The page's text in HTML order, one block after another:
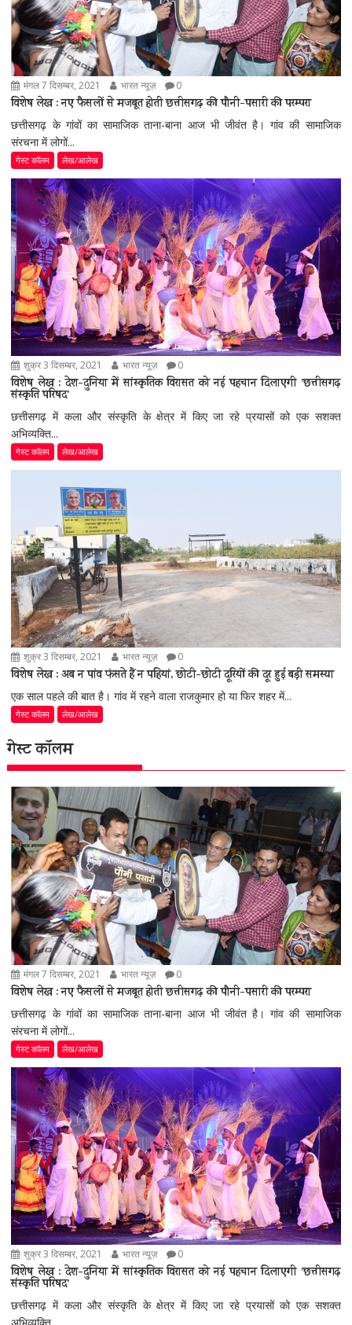
मंगल 7 दिसम्बर, 2021 भारत न्यूज़ 0
विशेष लेख : नए फैसलों से मजबूत होती छत्तीसगढ़ की पौनी-पसारी की परम्परा
छत्तीसगढ़ के गांवों का सामाजिक ताना-बाना आज भी जीवंत है। गांव की सामाजिक
संरचना में लोगों...
गेस्ट कॉलम लेख/आलेख
शुक्र 3 दिसम्बर, 2021 भारत न्यूज़ 0
विशेष लेख : देश-दुनिया में सांस्कृतिक विरासत को नई पहचान दिलाएगी ’छत्तीसगढ़
संस्कृति परिषद’
छत्तीसगढ़ में कला और संस्कृति के क्षेत्र में किए जा रहे प्रयासों को एक सशक्त
अभिव्यक्ति...
गेस्ट कॉलम लेख/आलेख
शुक्र 3 दिसम्बर, 2021 भारत न्यूज़ 0
विशेष लेख : अब न पांव फंसते हैं न पहियां, छोटी-छोटी दूरियों की दूर हुई बड़ी समस्या
एक साल पहले की बात है। गांव में रहने वाला राजकुमार हो या फिर शहर में...
गेस्ट कॉलम लेख/आलेख
गेस्ट कॉलम
मंगल 7 दिसम्बर, 2021 भारत न्यूज़ 0
विशेष लेख : नए फैसलों से मजबूत होती छत्तीसगढ़ की पौनी-पसारी की परम्परा
छत्तीसगढ़ के गांवों का सामाजिक ताना-बाना आज भी जीवंत है। गांव की सामाजिक
संरचना में लोगों...
गेस्ट कॉलम लेख/आलेख
शुक्र 3 दिसम्बर, 2021 भारत न्यूज़ 0
विशेष लेख : देश-दुनिया में सांस्कृतिक विरासत को नई पहचान दिलाएगी ’छत्तीसगढ़
संस्कृति परिषद’
छत्तीसगढ़ में कला और संस्कृति के क्षेत्र में किए जा रहे प्रयासों को एक सशक्त